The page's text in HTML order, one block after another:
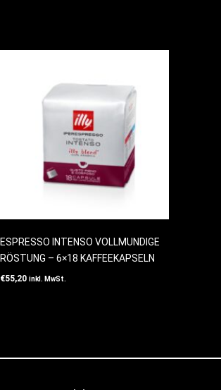
ESPRESSO INTENSO VOLLMUNDIGE
RÖSTUNG – 6×18 KAFFEEKAPSELN
€55,20 inkl. MwSt.